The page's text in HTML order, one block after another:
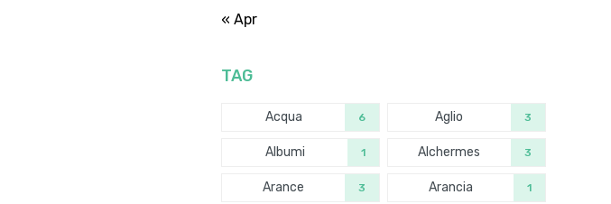
« Apr
TAG
Acqua 6 Aglio 3
Albumi 1 Alchermes 3
Arance 3 Arancia 1